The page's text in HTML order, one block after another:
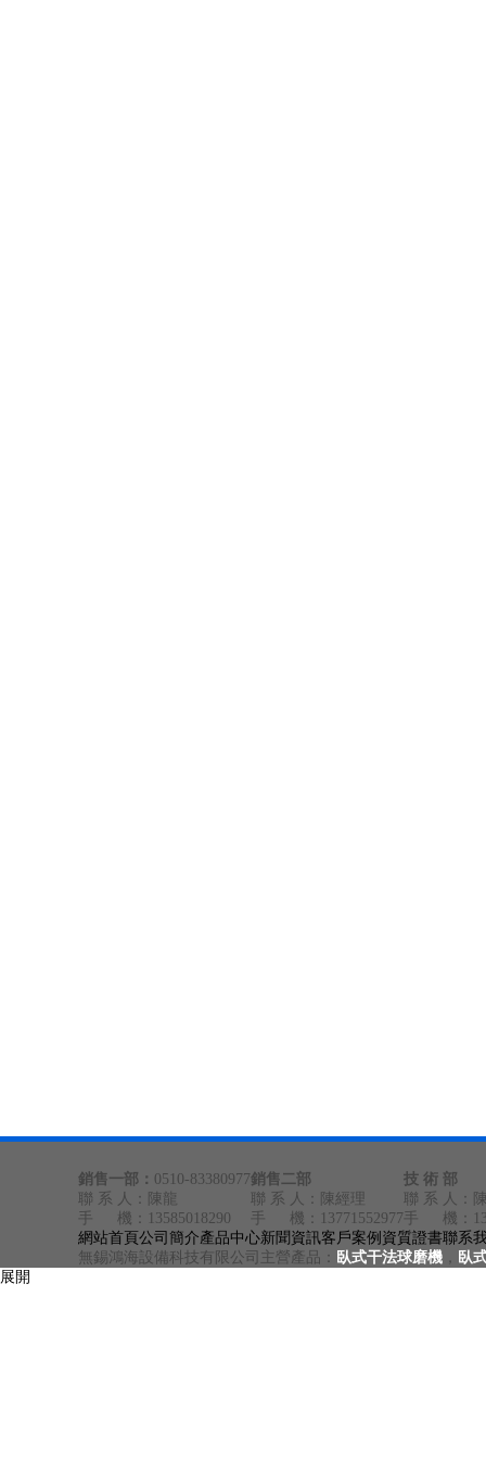
銷售一部： 0510-83380977
聯 系 人：陳龍
手 機：13585018290
銷售二部
聯 系 人：陳經理
手 機：13771552977
技 術 部
聯 系 人：
手 機：
網站首頁公司簡介產品中心新聞資訊客戶案例 資質證書聯系
無錫鴻海設備科技有限公司主營產品： 臥式干法球磨機 臥
展開